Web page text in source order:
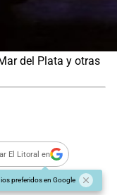
del Plata y otras
El Litoral en
preferidos en Google